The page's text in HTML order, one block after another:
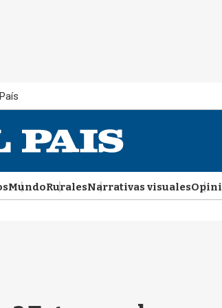
MundoRuralesNarrativas visuales